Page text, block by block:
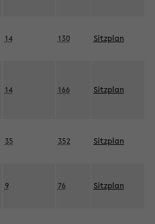
14 130 Sitzplan
14 166 Sitzplan
35 352 Sitzplan
9 76 Sitzplan